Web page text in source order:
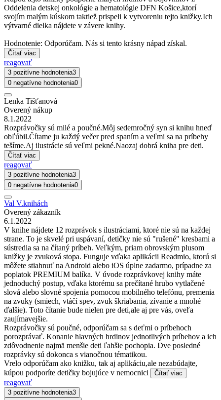
Oddelenia detskej onkológie a hematológie DFN Košice,ktorí
svojím malým kúskom taktiež prispeli k vytvoreniu tejto knižky.Ich
výtvarné dielka nájdete v závere knihy.
Hodnotenie: Odporúčam. Nás si tento krásny nápad získal.
Čítať viac
reagovať
3 pozitívne hodnotenia3
0 negatívne hodnotenia0
Lenka Tišťanová
Overený nákup
8.1.2022
Rozprávočky sú milé a poučné.Môj sedemročný syn si knihu hneď
obľúbil.Čítame ju každý večer pred spaním a veľmi sa na príbehy
tešíme.Aj ilustrácie sú veľmi pekné.Naozaj dobrá kniha pre deti.
Čítať viac
reagovať
3 pozitívne hodnotenia3
0 negatívne hodnotenia0
Val V.knihách
Overený zákazník
6.1.2022
V knihe nájdete 12 rozprávok s ilustráciami, ktoré nie sú na každej
strane. To je skvelé pri uspávaní, detičky nie sú "rušené" kresbami a
sústredia sa na čítaný príbeh. Veľkým, priam obrovským plusom
knižky je zvuková stopa. Funguje vďaka aplikácii Readmio, ktorú si
môžete stiahnuť na Android alebo iOS úplne zadarmo, prípadne za
poplatok PREMIUM balíka. V úvode rozprávkovej knihy máte
jednoduchý postup, vďaka ktorému sa prečítané hrubo vytlačené
slová alebo slovné spojenia pomocou mobilného telefónu, premenia
na zvuky (smiech, vtáčí spev, zvuk škriabania, zívanie a mnohé
ďalšie). Toto čítanie bude nielen pre deti,ale aj pre vás, oveľa
zaujímavejšie.
Rozprávočky sú poučné, odporúčam sa s deťmi o príbehoch
porozprávať. Konanie hlavných hrdinov jednotlivých príbehov a ich
zdôvodnenie najmä menšie deti ľahšie pochopia. Dve posledné
rozprávky sú dokonca s vianočnou tématikou.
Vrelo odporúčam ako knižku, tak aj aplikáciu,ale nezabúdajte,
kúpou podporíte detičky bojujúce v nemocnici
Čítať viac
reagovať
3 pozitívne hodnotenia3